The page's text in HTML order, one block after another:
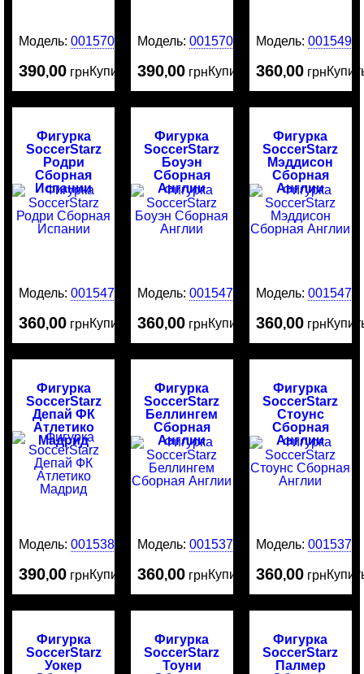
Модель:0015707
390,00 грнКупить
Модель:0015706
390,00 грнКупить
Модель: 0015491
360,00 грн
Фигурка
SoccerStarz
Родри
Сборная
Испании
Модель:0015478
360,00 грнКупить
Фигурка
SoccerStarz
Боуэн
Сборная
Англии
Модель:0015477
360,00 грнКупить
Фигурка
SoccerStarz
Мэддисон
Сборная
Англии
Модель: 0015476
360,00 грн
Фигурка
SoccerStarz
Депай ФК
Атлетико
Мадрид
Модель:0015380
390,00 грнКупить
Фигурка
SoccerStarz
Беллингем
Сборная
Англии
Модель:0015379
360,00 грнКупить
Фигурка
SoccerStarz
Стоунс
Сборная
Англии
Модель: 0015376
360,00 грн
Фигурка
SoccerStarz
Уокер
Фигурка
SoccerStarz
Тоуни
Фигурка
SoccerStarz
Палмер